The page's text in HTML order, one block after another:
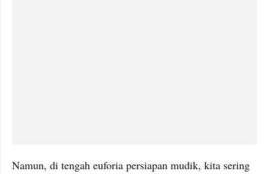
Namun, di tengah euforia persiapan mudik, kita sering